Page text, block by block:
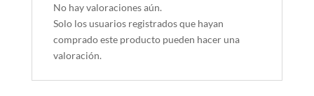
No hay valoraciones aún.
Solo los usuarios registrados que hayan
comprado este producto pueden hacer una
valoración.